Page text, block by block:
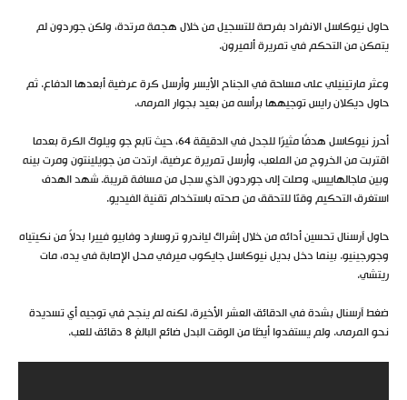
حاول نيوكاسل الانفراد بفرصة للتسجيل من خلال هجمة مرتدة، ولكن جوردون لم
يتمكن من التحكم في تمريرة ألميرون.
وعثر مارتينيلي على مساحة في الجناح الأيسر وأرسل كرة عرضية أبعدها الدفاع. ثم
حاول ديكلان رايس توجيهها برأسه من بعيد بجوار المرمى.
أحرز نيوكاسل هدفًا مثيرًا للجدل في الدقيقة 64، حيث تابع جو ويلوك الكرة بعدما
اقتربت من الخروج من الملعب، وأرسل تمريرة عرضية، ارتدت من جويلينتون ومرت بينه
وبين ماجالهاييس، وصلت إلى جوردون الذي سجل من مسافة قريبة. شهد الهدف
استغرق التحكيم وقتًا للتحقق من صحته باستخدام تقنية الفيديو.
حاول آرسنال تحسين أدائه من خلال إشراك لياندرو تروسارد وفابيو فييرا بدلاً من نكيتياه
وجورجينيو. بينما دخل بديل نيوكاسل جايكوب ميرفي محل الإصابة في يده، مات
ريتشي.
ضغط آرسنال بشدة في الدقائق العشر الأخيرة، لكنه لم ينجح في توجيه أي تسديدة
نحو المرمى. ولم يستفدوا أيضًا من الوقت البدل ضائع البالغ 8 دقائق للعب.